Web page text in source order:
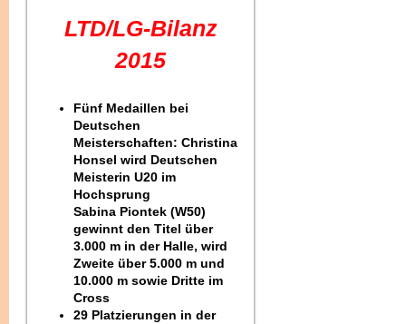
LTD/LG-Bilanz
2015
Fünf Medaillen bei
Deutschen
Meisterschaften: Christina
Honsel wird Deutschen
Meisterin U20 im
Hochsprung
Sabina Piontek (W50)
gewinnt den Titel über
3.000 m in der Halle, wird
Zweite über 5.000 m und
10.000 m sowie Dritte im
Cross
29 Platzierungen in der